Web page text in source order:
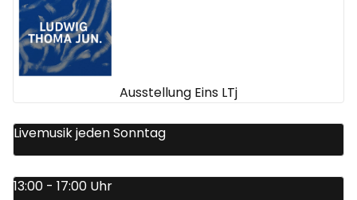
Ausstellung Eins LTj
Livemusik jeden Sonntag
13:00 - 17:00 Uhr